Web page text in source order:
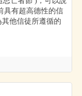
具有超高德性的信
他信徒所遵循的